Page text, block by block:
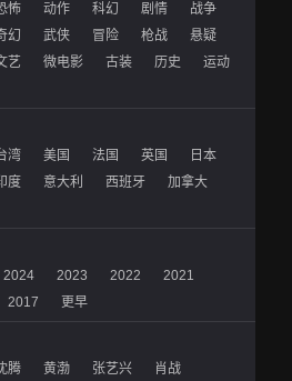
怖 动作 科幻 剧情
战争
幻 武侠 冒险 枪战
悬疑
艺 微电影 古装 历史
运动
湾 美国 法国 英国
日本
度 意大利 西班牙
加拿大
2024 2023 2022
2021
2017 更早
腾 黄渤 张艺兴
肖战